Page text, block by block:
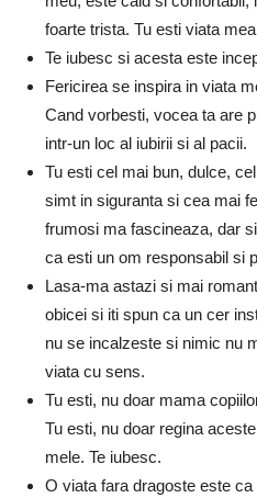
foarte trista. Tu esti viata
Te iubesc si acesta este
Fericirea se inspira in viata
Cand vorbesti, vocea ta are
intr-un loc al iubirii si al pacii.
Tu esti cel mai bun, dulce,
simt in siguranta si cea mai
frumosi ma fascineaza, dar
ca esti un om responsabil si
Lasa-ma astazi si mai
obicei si iti spun ca un cer
nu se incalzeste si nimic nu
viata cu sens.
Tu esti, nu doar mama
Tu esti, nu doar regina
mele. Te iubesc.
O viata fara dragoste este